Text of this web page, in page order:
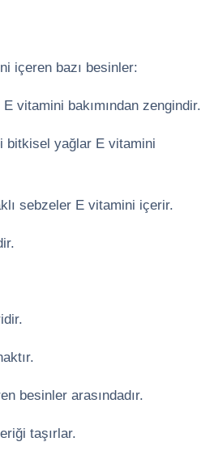
içeren bazı besinler:
vitamini bakımından zengindir.
bitkisel yağlar E vitamini
sebzeler E vitamini içerir.
besinler arasındadır.
taşırlar.